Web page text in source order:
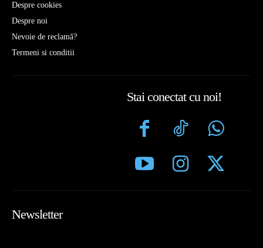
Despre cookies
Despre noi
Nevoie de reclamă?
Termeni si conditii
Stai conectat cu noi!
Newsletter